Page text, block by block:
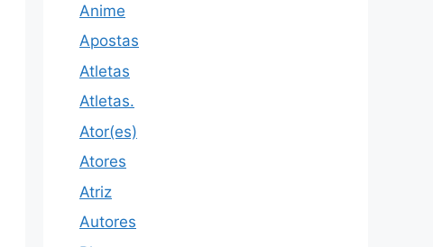
Anime
Apostas
Atletas
Atletas.
Ator(es)
Atores
Atriz
Autores